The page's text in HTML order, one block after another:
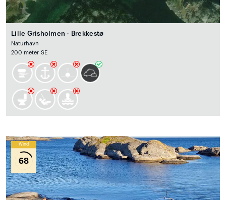
Lille Grisholmen - Brekkestø
Naturhavn
200 meter SE
Wind
68